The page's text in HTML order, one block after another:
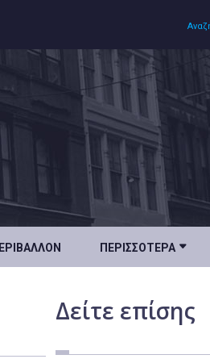
ΠΕΡΙΣΣΌΤΕΡΑ 
Δείτε επίσης
Αρχική
Υγεία
Ταξίδια
Επιστήμη